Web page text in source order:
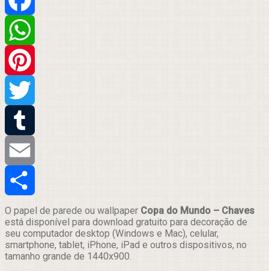
Facebook
WhatsApp
Pinterest
Twitter
Tumblr
Email
Compartilhar
O papel de parede ou wallpaper Copa do Mundo – Chaves
está disponível para download gratuito para decoração de
seu computador desktop (Windows e Mac), celular,
smartphone, tablet, iPhone, iPad e outros dispositivos, no
tamanho grande de 1440x900.